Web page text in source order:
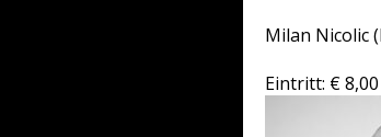
Milan Nicolic
Eintritt: €